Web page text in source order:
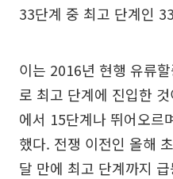
33단계 중 최고 단계인
이는 2016년 현행 유류
로 최고 단계에 진입한
에서 15단계나 뛰어오르
했다. 전쟁 이전인 올해
달 만에 최고 단계까지